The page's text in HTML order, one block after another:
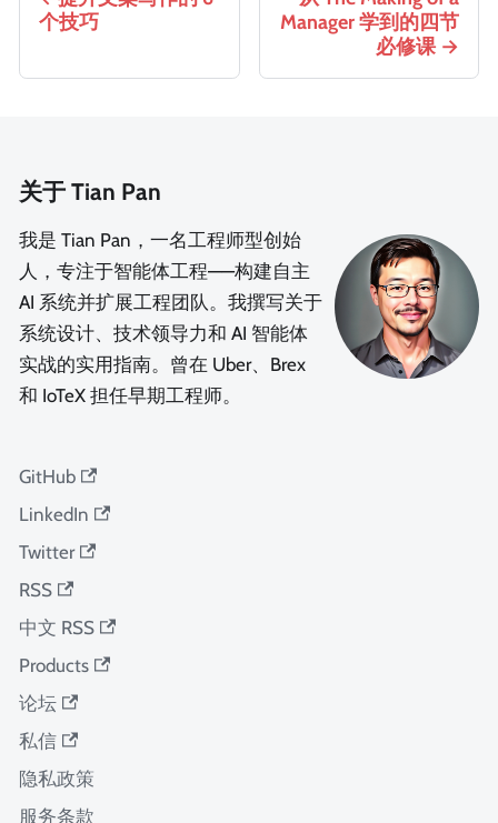
个技巧
Manager 学到的四节
必修课
关于 Tian Pan
我是 Tian Pan，一名工程师型创始
人，专注于智能体工程——构建自主
AI 系统并扩展工程团队。我撰写关于
系统设计、技术领导力和 AI 智能体
实战的实用指南。曾在 Uber、Brex
和 IoTeX 担任早期工程师。
GitHub
LinkedIn
Twitter
RSS
中文 RSS
Products
论坛
私信
隐私政策
服务条款